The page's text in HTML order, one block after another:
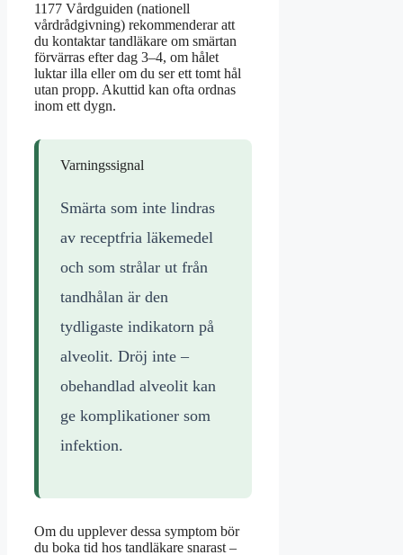
1177 Vårdguiden (nationell
vårdrådgivning) rekommenderar att
du kontaktar tandläkare om smärtan
förvärras efter dag 3–4, om hålet
luktar illa eller om du ser ett tomt hål
utan propp. Akuttid kan ofta ordnas
inom ett dygn.
Varningssignal
Smärta som inte lindras
av receptfria läkemedel
och som strålar ut från
tandhålan är den
tydligaste indikatorn på
alveolit. Dröj inte –
obehandlad alveolit kan
ge komplikationer som
infektion.
Om du upplever dessa symptom bör
du boka tid hos tandläkare snarast –